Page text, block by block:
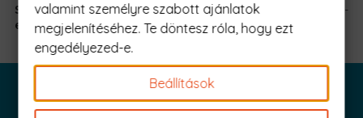
Szép vagy, mint
egy új traktor
5990 Ft-
tól
Szép vagy, mint
egy új traktor
-
valamint személyre szabott ajánlatok
megjelenítéséhez. Te döntesz róla, hogy ezt
engedélyezed-e.
Beállítások